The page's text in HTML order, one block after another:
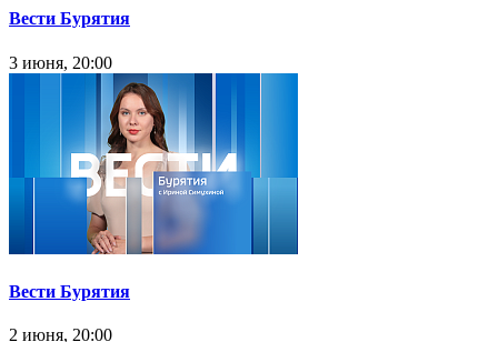
Вести Бурятия
3 июня, 20:00
Вести Бурятия
2 июня, 20:00